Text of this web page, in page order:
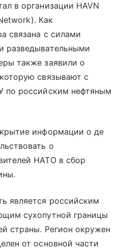
в организации HAVN
Как
связана с силами
разведывательными
также заявили о
связывают с
по российским нефтяным
информации о де
о
НАТО в сбор
является российским
сухопутной границы
страны. Регион окружен
от основной части